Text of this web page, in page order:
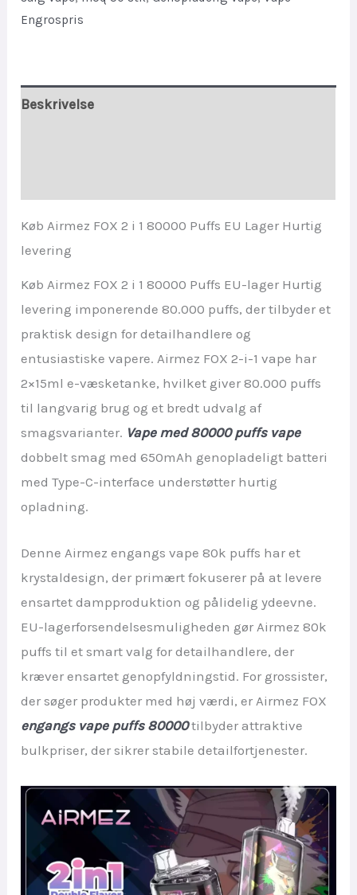
Fast
Shipping
Engrospris
Beskrivelse
Køb Airmez FOX 2 i 1 80000 Puffs EU Lager Hurtig
levering
Køb Airmez FOX 2 i 1 80000 Puffs EU-lager Hurtig
levering imponerende 80.000 puffs, der tilbyder et
praktisk design for detailhandlere og
entusiastiske vapere. Airmez FOX 2-i-1 vape har
2×15ml e-væsketanke, hvilket giver 80.000 puffs
til langvarig brug og et bredt udvalg af
smagsvarianter. Vape med 80000 puffs vape
dobbelt smag med 650mAh genopladeligt batteri
med Type-C-interface understøtter hurtig
opladning.
Denne Airmez engangs vape 80k puffs har et
krystaldesign, der primært fokuserer på at levere
ensartet dampproduktion og pålidelig ydeevne.
EU-lagerforsendelsesmuligheden gør Airmez 80k
puffs til et smart valg for detailhandlere, der
kræver ensartet genopfyldningstid. For grossister,
der søger produkter med høj værdi, er Airmez FOX
engangs vape puffs 80000tilbyder attraktive
bulkpriser, der sikrer stabile detailfortjenester.